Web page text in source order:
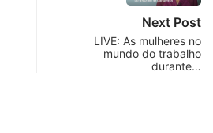
Next Post
LIVE: As mulheres no
mundo do trabalho
durante…